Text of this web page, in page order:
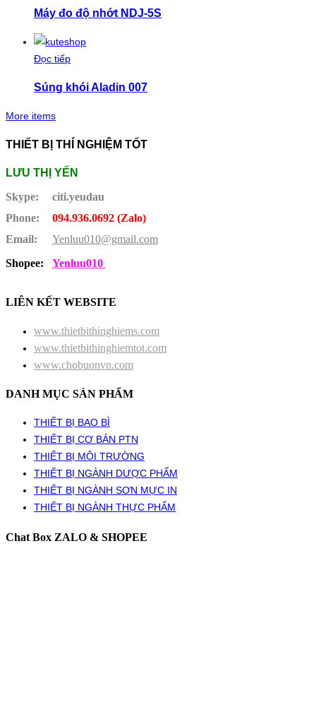
Máy đo độ nhớt NDJ-5S
Đọc tiếp
Súng khói Aladin 007
More items
THIẾT BỊ THÍ NGHIỆM TỐT
LƯU THỊ YẾN
Skype:
citi.yeudau
Phone:
094.936.0692 (Zalo)
Email:
Yenluu010@gmail.com
Shopee:
Yenluu010
LIÊN KẾT WEBSITE
www.thietbithinghiems.com
www.thietbithinghiemtot.com
www.chobuonvn.com
DANH MỤC SẢN PHẨM
THIẾT BỊ BAO BÌ
THIẾT BỊ CƠ BẢN PTN
THIẾT BỊ MÔI TRƯỜNG
THIẾT BỊ NGÀNH DƯỢC PHẨM
THIẾT BỊ NGÀNH SƠN MỰC IN
THIẾT BỊ NGÀNH THỰC PHẨM
Chat Box ZALO & SHOPEE